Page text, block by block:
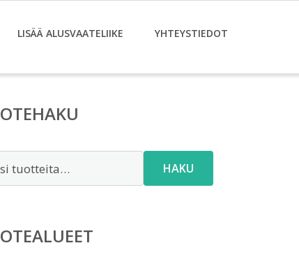
LISÄÄ ALUSVAATELIIKE YHTEYSTIEDOT
HAKU